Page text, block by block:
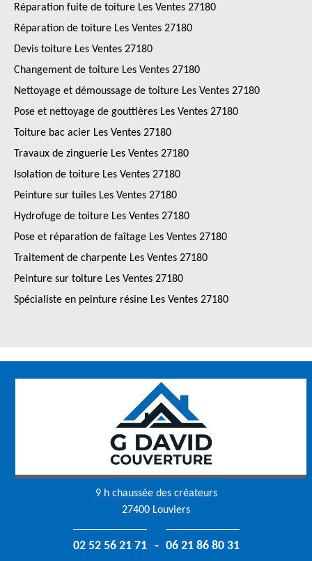
Réparation fuite de toiture Les Ventes 27180
Réparation de toiture Les Ventes 27180
Devis toiture Les Ventes 27180
Changement de toiture Les Ventes 27180
Nettoyage et démoussage de toiture Les Ventes 27180
Pose et nettoyage de gouttières Les Ventes 27180
Toiture bac acier Les Ventes 27180
Travaux de zinguerie Les Ventes 27180
Isolation de toiture Les Ventes 27180
Peinture sur tuiles Les Ventes 27180
Hydrofuge de toiture Les Ventes 27180
Pose et réparation de faîtage Les Ventes 27180
Traitement de charpente Les Ventes 27180
Peinture sur toiture Les Ventes 27180
Spécialiste en peinture résine Les Ventes 27180
9 h chaussée des créateurs
27400 Louviers
02 52 56 21 71 - 06 21 86 80 31